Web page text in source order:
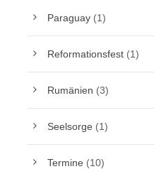
Paraguay (1)
Reformationsfest (1)
Rumänien (3)
Seelsorge (1)
Termine (10)